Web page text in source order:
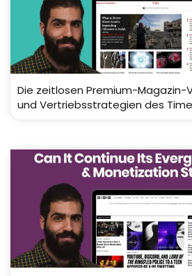
Die zeitlosen Premium-
und Vertriebsstrategien des